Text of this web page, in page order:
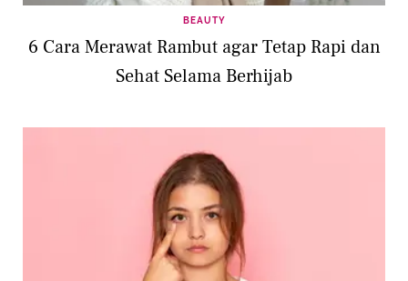
BEAUTY
6 Cara Merawat Rambut agar Tetap Rapi dan
Sehat Selama Berhijab